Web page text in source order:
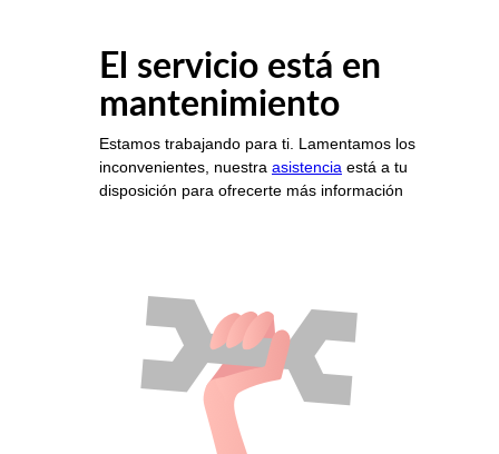
El servicio está en
mantenimiento
Estamos trabajando para ti. Lamentamos los
inconvenientes, nuestra asistencia está a tu
disposición para ofrecerte más información